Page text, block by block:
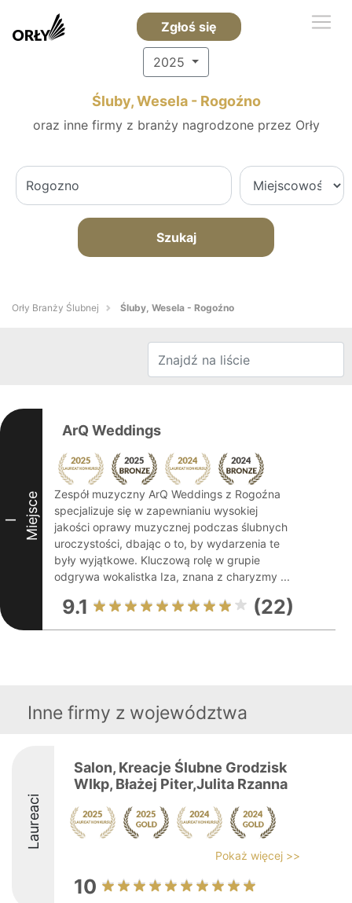
Zgłoś się
2025
Śluby, Wesela - Rogoźno
oraz inne firmy z branży nagrodzone przez Orły
Szukaj
Orły Branży Ślubnej Śluby, Wesela - Rogoźno
I Miejsce
ArQ Weddings
Zespół muzyczny ArQ Weddings z Rogoźna
specjalizuje się w zapewnianiu wysokiej
jakości oprawy muzycznej podczas ślubnych
uroczystości, dbając o to, by wydarzenia te
były wyjątkowe. Kluczową rolę w grupie
odgrywa wokalistka Iza, znana z charyzmy ...
9.1 (22)
Inne firmy z województwa
Laureaci
Salon, Kreacje Ślubne Grodzisk
Wlkp, Błażej Piter,Julita Rzanna
Pokaż więcej >>
10